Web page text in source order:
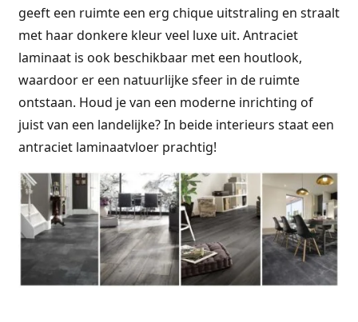
geeft een ruimte een erg chique uitstraling en straalt
met haar donkere kleur veel luxe uit. Antraciet
laminaat is ook beschikbaar met een houtlook,
waardoor er een natuurlijke sfeer in de ruimte
ontstaan. Houd je van een moderne inrichting of
juist van een landelijke? In beide interieurs staat een
antraciet laminaatvloer prachtig!